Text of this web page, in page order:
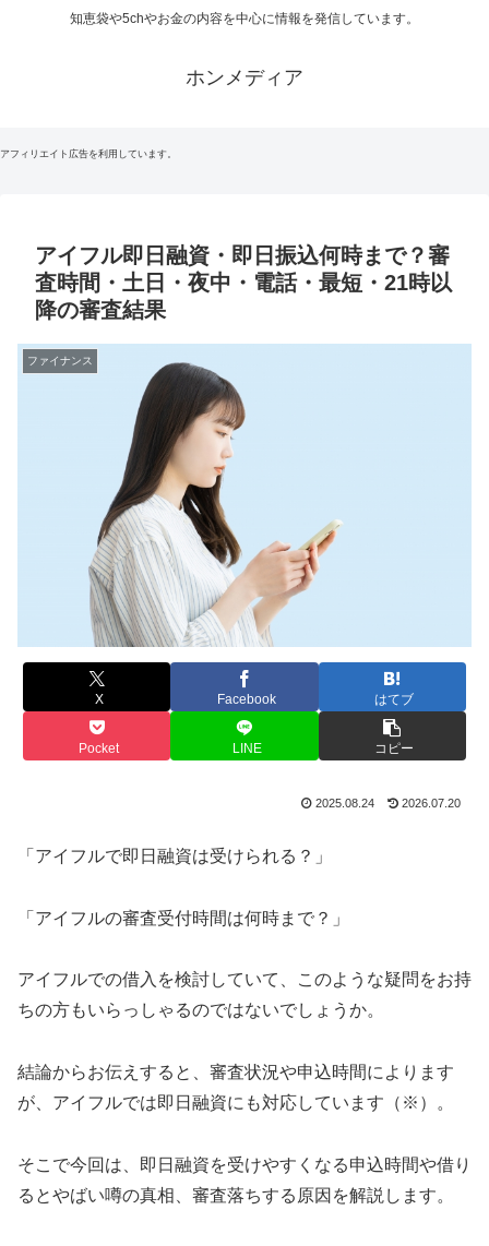
知恵袋や5chやお金の内容を中心に情報を発信しています。
ホンメディア
アフィリエイト広告を利用しています。
アイフル即日融資・即日振込何時まで？審
査時間・土日・夜中・電話・最短・21時以
降の審査結果
ファイナンス
X Facebook はてブ
Pocket LINE コピー
2025.08.24 2026.07.20
「アイフルで即日融資は受けられる？」
「アイフルの審査受付時間は何時まで？」
アイフルでの借入を検討していて、このような疑問をお持
ちの方もいらっしゃるのではないでしょうか。
結論からお伝えすると、審査状況や申込時間によります
が、アイフルでは即日融資にも対応しています（※）。
そこで今回は、即日融資を受けやすくなる申込時間や借り
るとやばい噂の真相、審査落ちする原因を解説します。